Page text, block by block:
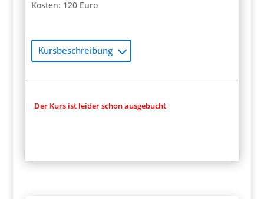
Kosten: 120 Euro
Kursbeschreibung
Der Kurs ist leider schon ausgebucht